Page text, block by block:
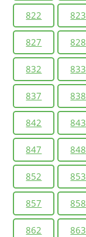
822 823
827 828
832 833
837 838
842 843
847 848
852 853
857 858
862 863